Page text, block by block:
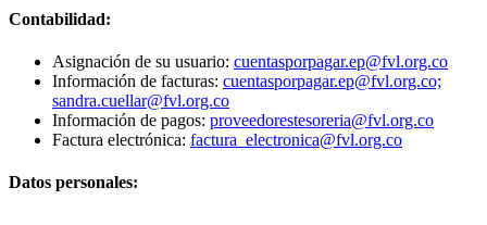
Contabilidad:
Asignación de su usuario: cuentasporpagar.ep@fvl.org.co
Información de facturas: cuentasporpagar.ep@fvl.org.co;
sandra.cuellar@fvl.org.co
Información de pagos: proveedorestesoreria@fvl.org.co
Factura electrónica: factura_electronica@fvl.org.co
Datos personales: